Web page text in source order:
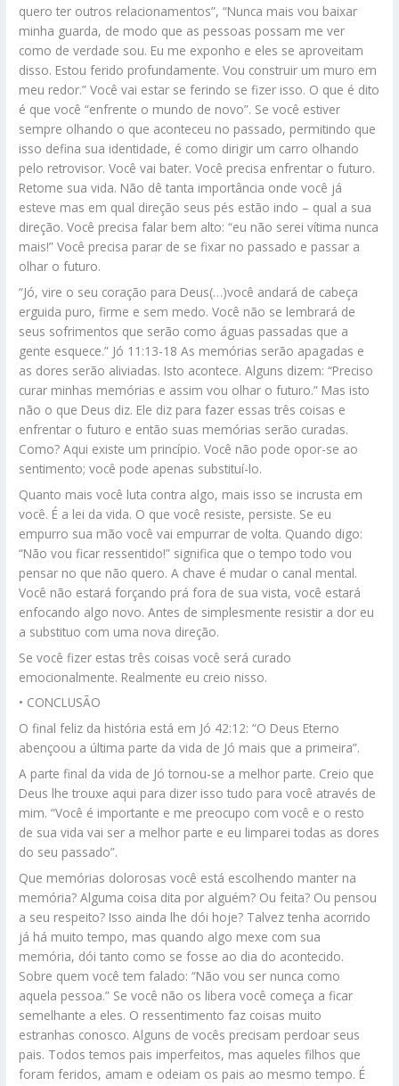
quero ter outros relacionamentos”, “Nunca mais vou baixar
minha guarda, de modo que as pessoas possam me ver
como de verdade sou. Eu me exponho e eles se aproveitam
disso. Estou ferido profundamente. Vou construir um muro em
meu redor.” Você vai estar se ferindo se fizer isso. O que é dito
é que você “enfrente o mundo de novo”. Se você estiver
sempre olhando o que aconteceu no passado, permitindo que
isso defina sua identidade, é como dirigir um carro olhando
pelo retrovisor. Você vai bater. Você precisa enfrentar o futuro.
Retome sua vida. Não dê tanta importância onde você já
esteve mas em qual direção seus pés estão indo – qual a sua
direção. Você precisa falar bem alto: “eu não serei vítima nunca
mais!” Você precisa parar de se fixar no passado e passar a
olhar o futuro.
“Jó, vire o seu coração para Deus(…)você andará de cabeça
erguida puro, firme e sem medo. Você não se lembrará de
seus sofrimentos que serão como águas passadas que a
gente esquece.” Jó 11:13-18 As memórias serão apagadas e
as dores serão aliviadas. Isto acontece. Alguns dizem: “Preciso
curar minhas memórias e assim vou olhar o futuro.” Mas isto
não o que Deus diz. Ele diz para fazer essas três coisas e
enfrentar o futuro e então suas memórias serão curadas.
Como? Aqui existe um princípio. Você não pode opor-se ao
sentimento; você pode apenas substituí-lo.
Quanto mais você luta contra algo, mais isso se incrusta em
você. É a lei da vida. O que você resiste, persiste. Se eu
empurro sua mão você vai empurrar de volta. Quando digo:
“Não vou ficar ressentido!” significa que o tempo todo vou
pensar no que não quero. A chave é mudar o canal mental.
Você não estará forçando prá fora de sua vista, você estará
enfocando algo novo. Antes de simplesmente resistir a dor eu
a substituo com uma nova direção.
Se você fizer estas três coisas você será curado
emocionalmente. Realmente eu creio nisso.
• CONCLUSÃO
O final feliz da história está em Jó 42:12: “O Deus Eterno
abençoou a última parte da vida de Jó mais que a primeira”.
A parte final da vida de Jó tornou-se a melhor parte. Creio que
Deus lhe trouxe aqui para dizer isso tudo para você através de
mim. “Você é importante e me preocupo com você e o resto
de sua vida vai ser a melhor parte e eu limparei todas as dores
do seu passado”.
Que memórias dolorosas você está escolhendo manter na
memória? Alguma coisa dita por alguém? Ou feita? Ou pensou
a seu respeito? Isso ainda lhe dói hoje? Talvez tenha acorrido
já há muito tempo, mas quando algo mexe com sua
memória, dói tanto como se fosse ao dia do acontecido.
Sobre quem você tem falado: “Não vou ser nunca como
aquela pessoa.” Se você não os libera você começa a ficar
semelhante a eles. O ressentimento faz coisas muito
estranhas conosco. Alguns de vocês precisam perdoar seus
pais. Todos temos pais imperfeitos, mas aqueles filhos que
foram feridos, amam e odeiam os pais ao mesmo tempo. É